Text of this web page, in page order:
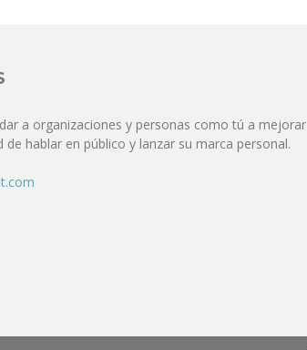
a organizaciones y personas como tú a mejorar
de hablar en público y lanzar su marca personal.